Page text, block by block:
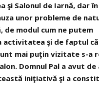
şi Salonul de Iarnă, dar
unor probleme de
de modul cum ne putem
activitatea şi de faptul
mai puţin vizitate s-a
Domnul Pal a avut de
iniţiativă şi a